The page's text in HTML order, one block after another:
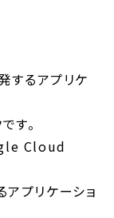
するアプリケ
す。
Cloud
プリケーショ